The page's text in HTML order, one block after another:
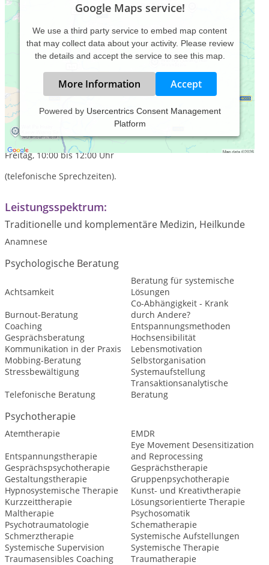
Google Maps service!
We use a third party service to embed map content
that may collect data about your activity. Please review
the details and accept the service to see this map.
More Information Accept
Powered by Usercentrics Consent Management
Platform
Praxiszeiten:
Dienstag, 12:00 bis 14:00 Uhr
Freitag, 10:00 bis 12:00 Uhr
(telefonische Sprechzeiten).
Leistungsspektrum:
Traditionelle und komplementäre Medizin, Heilkunde
Anamnese
Psychologische Beratung
Achtsamkeit
Beratung für systemische
Lösungen
Burnout-Beratung
Co-Abhängigkeit - Krank
durch Andere?
Coaching
Entspannungsmethoden
Gesprächsberatung
Hochsensibilität
Kommunikation in der Praxis
Lebensmotivation
Mobbing-Beratung
Selbstorganisation
Stressbewältigung
Systemaufstellung
Telefonische Beratung
Transaktionsanalytische
Beratung
Psychotherapie
Atemtherapie
EMDR
Entspannungstherapie
Eye Movement Desensitization
and Reprocessing
Gesprächspsychotherapie
Gesprächstherapie
Gestaltungstherapie
Gruppenpsychotherapie
Hypnosystemische Therapie
Kunst- und Kreativtherapie
Kurzzeittherapie
Lösungsorientierte Therapie
Maltherapie
Psychosomatik
Psychotraumatologie
Schematherapie
Schmerztherapie
Systemische Aufstellungen
Systemische Supervision
Systemische Therapie
Traumasensibles Coaching
Traumatherapie